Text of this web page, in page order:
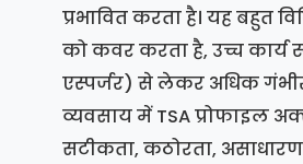
प्रभावित करता है। यह बहुत
को कवर करता है, उच्च कार्य
एस्पर्जर) से लेकर अधिक
व्यवसाय में TSA प्रोफाइल
सटीकता, कठोरता,